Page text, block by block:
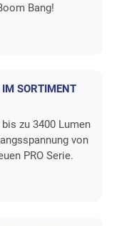
Bang!
IM SORTIMENT
zu 3400 Lumen
von
PRO Serie.